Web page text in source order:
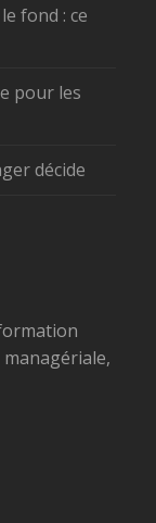
fond : ce
pour les
décide